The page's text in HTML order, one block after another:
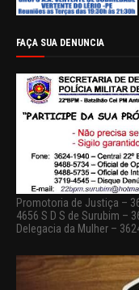
FAÇA SUA DENUNCIA
Promotoria de Justiça –
4656 S D S de Surubim –
Delegacia da Mulher –